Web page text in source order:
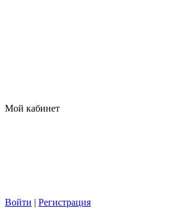
Мой кабинет
Войти | Регистрация